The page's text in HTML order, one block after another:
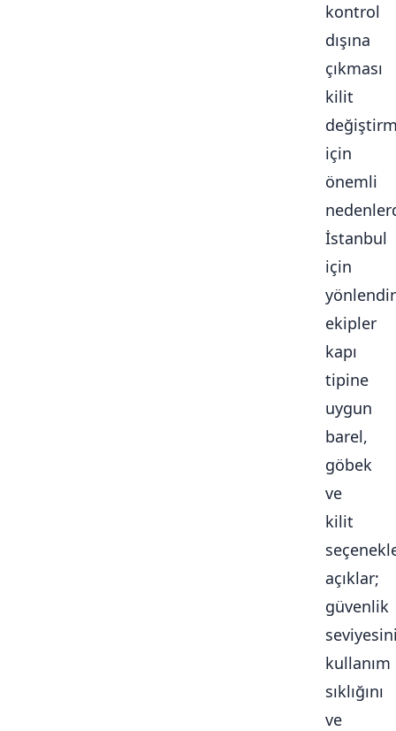
kontrol
dışına
çıkması
kilit
için
önemli
İstanbul
için
ekipler
kapı
tipine
uygun
barel,
göbek
ve
kilit
açıklar;
güvenlik
kullanım
sıklığını
ve